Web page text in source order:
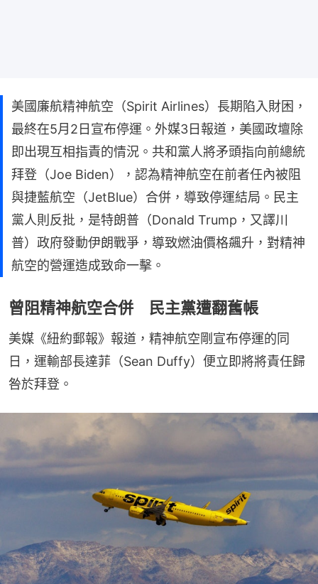
美國廉航精神航空（Spirit Airlines）長期陷入財困，
最終在5月2日宣布停運。外媒3日報道，美國政壇除
即出現互相指責的情況。共和黨人將矛頭指向前總統
拜登（Joe Biden），認為精神航空在前者任內被阻
與捷藍航空（JetBlue）合併，導致停運結局。民主
黨人則反批，是特朗普（Donald Trump，又譯川
普）政府發動伊朗戰爭，導致燃油價格飆升，對精神
航空的營運造成致命一擊。
曾阻精神航空合併 民主黨遭翻舊帳
美媒《紐約郵報》報道，精神航空剛宣布停運的同
日，運輸部長達菲（Sean Duffy）便立即將將責任歸
咎於拜登。